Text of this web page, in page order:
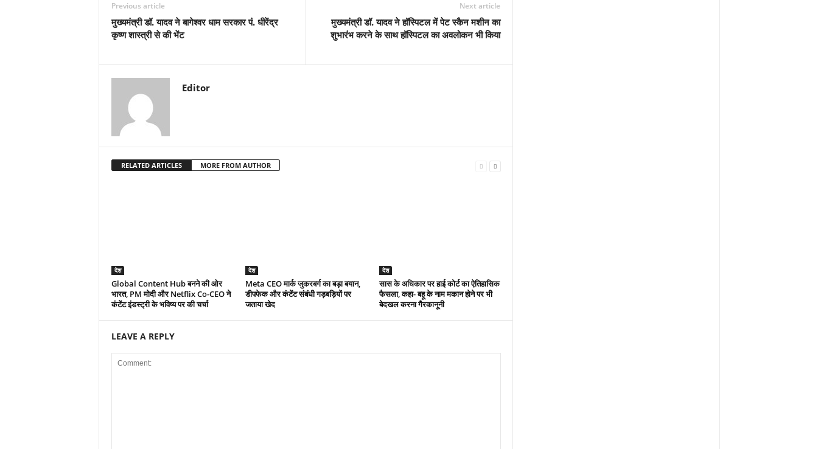
Previous article
मुख्यमंत्री डॉ. यादव ने बागेश्वर धाम सरकार पं. धीरेंद्र
कृष्ण शास्त्री से की भेंट
Next article
मुख्यमंत्री डॉ. यादव ने हॉस्पिटल में पेट स्कैन मशीन का
शुभारंभ करने के साथ हॉस्पिटल का अवलोकन भी किया
Editor
RELATED ARTICLES MORE FROM AUTHOR
देश
Global Content Hub बनने की ओर
भारत, PM मोदी और Netflix Co-CEO ने
कंटेंट इंडस्ट्री के भविष्य पर की चर्चा
देश
Meta CEO मार्क जुकरबर्ग का बड़ा बयान,
डीपफेक और कंटेंट संबंधी गड़बड़ियों पर
जताया खेद
देश
सास के अधिकार पर हाई कोर्ट का ऐतिहासिक
फैसला, कहा- बहू के नाम मकान होने पर भी
बेदखल करना गैरकानूनी
LEAVE A REPLY